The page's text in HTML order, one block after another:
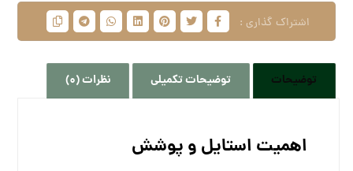
توضیحات توضیحات تکمیلی نظرات (0)
اهمیت استایل و پوشش